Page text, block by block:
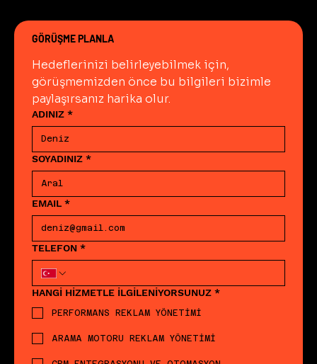
değişimlerini erken tespit
güncellemelerini zamanında
hayata geçirmeyi sağlar.
GÖRÜŞME PLANLA
Hedeflerinizi belirleyebilmek için,
görüşmemizden önce bu bilgileri bizimle
paylaşırsanız harika olur.
ADINIZ *
SOYADINIZ *
EMAIL *
TELEFON *
HANGİ HİZMETLE İLGİLENİYORSUNUZ *
PERFORMANS REKLAM YÖNETİMİ
ARAMA MOTORU REKLAM YÖNETİMİ